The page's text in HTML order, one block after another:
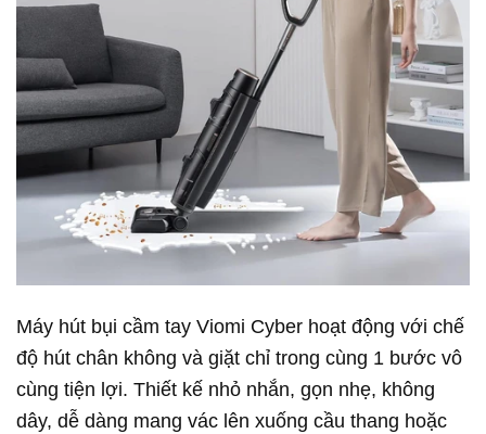
Máy hút bụi cầm tay Viomi Cyber hoạt động với chế
độ hút chân không và giặt chỉ trong cùng 1 bước vô
cùng tiện lợi. Thiết kế nhỏ nhắn, gọn nhẹ, không
dây, dễ dàng mang vác lên xuống cầu thang hoặc